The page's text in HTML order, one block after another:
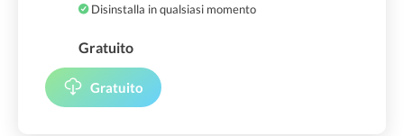
Disinstalla in qualsiasi momento
Gratuito
Gratuito